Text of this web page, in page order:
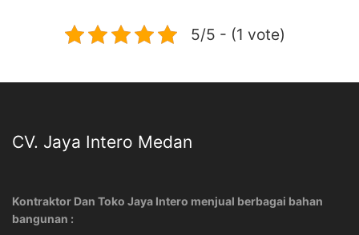
5/5 - (1 vote)
CV. Jaya Intero Medan
Kontraktor Dan Toko Jaya Intero menjual berbagai bahan
bangunan :